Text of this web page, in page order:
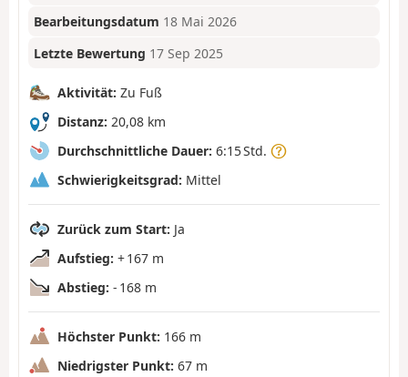
Bearbeitungsdatum 18 Mai 2026
Letzte Bewertung 17 Sep 2025
Aktivität: Zu Fuß
Distanz: 20,08 km
Durchschnittliche Dauer: 6:15 Std.
Schwierigkeitsgrad: Mittel
Zurück zum Start: Ja
Aufstieg: + 167 m
Abstieg: - 168 m
Höchster Punkt: 166 m
Niedrigster Punkt: 67 m